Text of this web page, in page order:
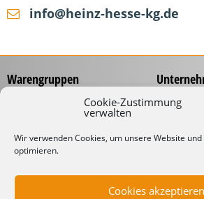
Cookie-Zustimmung
verwalten
Wir verwenden Cookies, um unsere Website
optimieren.
Cookies akzeptieren
info@heinz-hesse-kg.de
Warengruppen
Koffer & Taschen
Kabelbinder
Service
Katalog
Downloads